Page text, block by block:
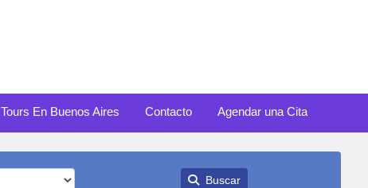
Tours En Buenos Aires Contacto Agendar una Cita
Buscar